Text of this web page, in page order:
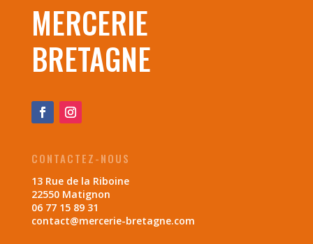
MERCERIE
BRETAGNE
CONTACTEZ-NOUS
13 Rue de la Riboine
22550 Matignon
06 77 15 89 31
contact@mercerie-bretagne.com